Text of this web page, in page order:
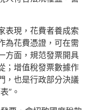
表現，花費者養成索
為花費憑證，可在需
方面，規范發票開具
；增值稅發票數據作
，也是行政部分決議
”。